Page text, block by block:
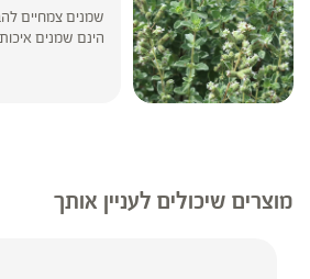
שמנים צמחיים
הינם שמנים
מוצרים שיכולים לעניין אותך